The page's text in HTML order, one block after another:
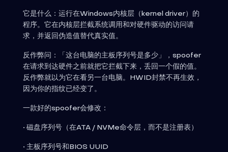
它是什么：运行在Windows内核层（kernel driver）的
程序。它在内核层拦截系统调用和对硬件驱动的访问请
求，并返回伪造值替代真实值。
反作弊问：「这台电脑的主板序列号是多少」，spoofer
在请求到达硬件之前就把它拦截下来，丢回一个假的值。
反作弊就以为它在看另一台电脑。HWID封禁不再生效，
因为你的指纹已经变了。
一款好的spoofer会修改：
• 磁盘序列号（在ATA / NVMe命令层，而不是注册表）
• 主板序列号和BIOS UUID